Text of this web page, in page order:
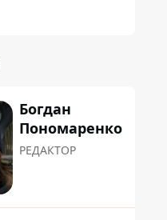
Богдан
Пономаренко
РЕДАКТОР